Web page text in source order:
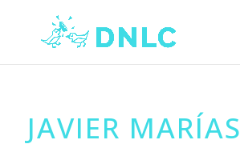
JAVIER MARÍAS